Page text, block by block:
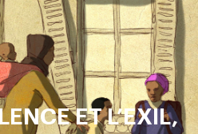
ET L’EXIL,